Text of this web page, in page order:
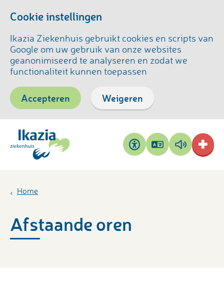
Cookie instellingen
Ikazia Ziekenhuis gebruikt cookies en scripts van
Google om uw gebruik van onze websites
geanonimiseerd te analyseren en zodat we
functionaliteit kunnen toepassen
Accepteren Weigeren
Toegankelijkheid
Pagina
vertalen
Pagina
voorlezen
Home
Afstaande oren